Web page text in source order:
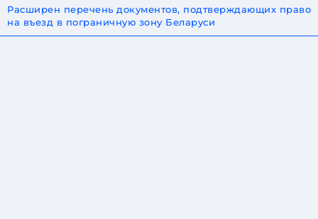
Расширен перечень документов, подтверждающих право
на въезд в пограничную зону Беларуси